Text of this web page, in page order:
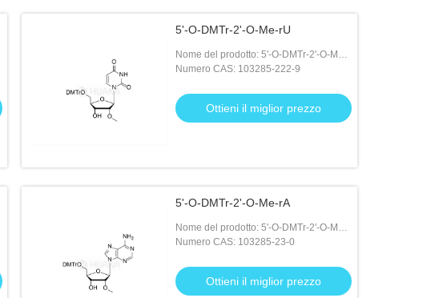
5'-O-DMTr-2'-O-Me-rU
Nome del prodotto: 5'-O-DMTr-2'-O-Me-
rU
Numero CAS: 103285-222-9
Ottieni il miglior prezzo
5'-O-DMTr-2'-O-Me-rA
Nome del prodotto: 5'-O-DMTr-2'-O-Me-
rA
Numero CAS: 103285-23-0
Ottieni il miglior prezzo